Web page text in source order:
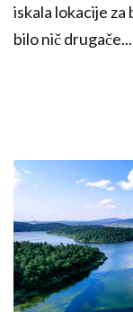
iskala lokacije
bilo nič